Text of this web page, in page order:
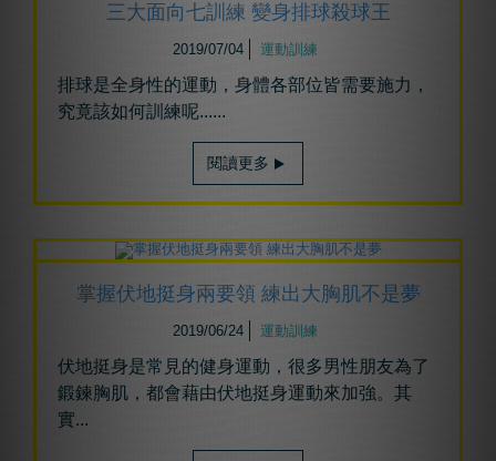
三大面向七訓練 變身排球殺球王
2019/07/04 運動訓練
排球是全身性的運動，身體各部位皆需要施力，
究竟該如何訓練呢......
閱讀更多
掌握伏地挺身兩要領 練出大胸肌不是夢
2019/06/24 運動訓練
伏地挺身是常見的健身運動，很多男性朋友為了
鍛鍊胸肌，都會藉由伏地挺身運動來加強。其
實...